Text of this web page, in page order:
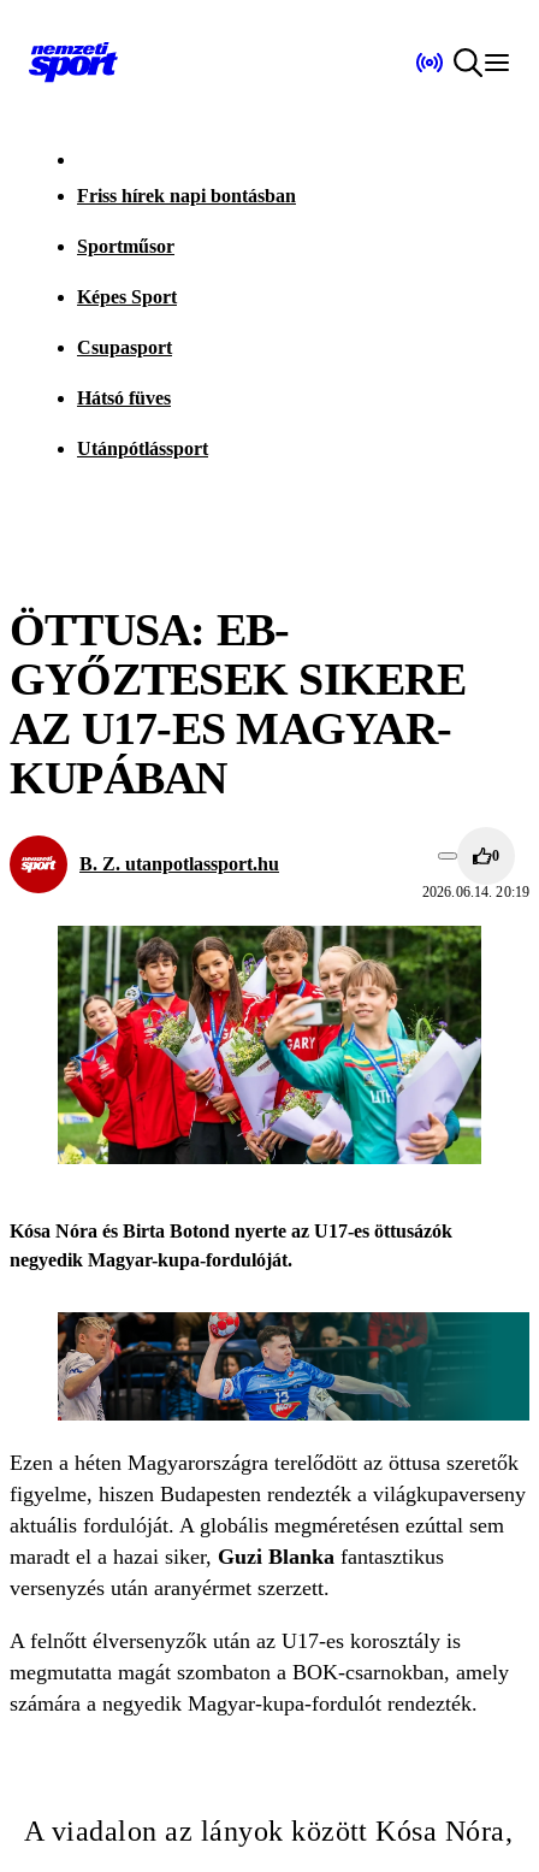
Friss hírek napi bontásban
Sportműsor
Képes Sport
Csupasport
Hátsó füves
Utánpótlássport
ÖTTUSA: EB-
GYŐZTESEK SIKERE
AZ U17-ES MAGYAR-
KUPÁBAN
B. Z. utanpotlassport.hu 0
2026.06.14. 20:19
Kósa Nóra és Birta Botond nyerte az U17-es öttusázók
negyedik Magyar-kupa-fordulóját.
Ezen a héten Magyarországra terelődött az öttusa szeretők
figyelme, hiszen Budapesten rendezték a világkupaverseny
aktuális fordulóját. A globális megméretésen ezúttal sem
maradt el a hazai siker, Guzi Blanka fantasztikus
versenyzés után aranyérmet szerzett.
A felnőtt élversenyzők után az U17-es korosztály is
megmutatta magát szombaton a BOK-csarnokban, amely
számára a negyedik Magyar-kupa-fordulót rendezték.
A viadalon az lányok között Kósa Nóra,